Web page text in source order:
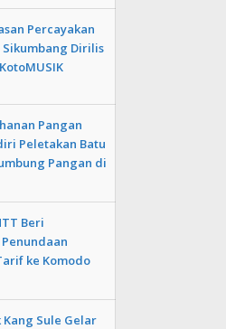
Percayakan
Sikumbang Dirilis
Pangan
Peletakan Batu
Pangan di
Beri
ke Komodo
Sule Gelar